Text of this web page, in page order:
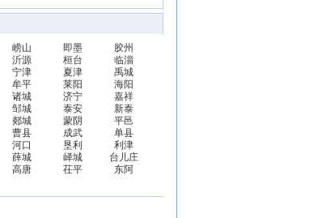
崂山 即墨
胶州
沂源 桓台
临淄
宁津 夏津
禹城
牟平 莱阳
海阳
诸城 济宁
嘉祥
邹城 泰安
新泰
郯城 蒙阴
平邑
曹县 成武
单县
河口 垦利
利津
薛城 峄城
台儿庄
高唐 茌平
东阿